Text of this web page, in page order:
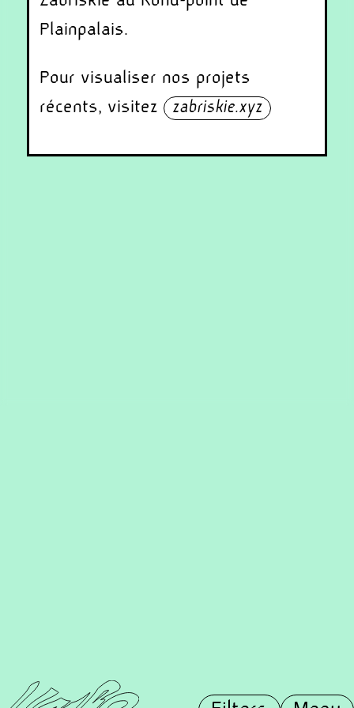
Plainpalais.
Pour visualiser nos projets
récents, visitez zabriskie.xyz